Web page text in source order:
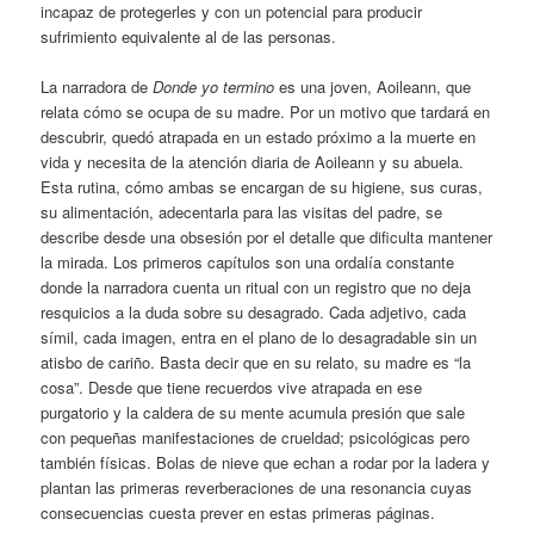
incapaz de protegerles y con un potencial para producir
sufrimiento equivalente al de las personas.
La narradora deDonde yo termino es una joven, Aoileann, que
relata cómo se ocupa de su madre. Por un motivo que tardará en
descubrir, quedó atrapada en un estado próximo a la muerte en
vida y necesita de la atención diaria de Aoileann y su abuela.
Esta rutina, cómo ambas se encargan de su higiene, sus curas,
su alimentación, adecentarla para las visitas del padre, se
describe desde una obsesión por el detalle que dificulta mantener
la mirada. Los primeros capítulos son una ordalía constante
donde la narradora cuenta un ritual con un registro que no deja
resquicios a la duda sobre su desagrado. Cada adjetivo, cada
símil, cada imagen, entra en el plano de lo desagradable sin un
atisbo de cariño. Basta decir que en su relato, su madre es “la
cosa”. Desde que tiene recuerdos vive atrapada en ese
purgatorio y la caldera de su mente acumula presión que sale
con pequeñas manifestaciones de crueldad; psicológicas pero
también físicas. Bolas de nieve que echan a rodar por la ladera y
plantan las primeras reverberaciones de una resonancia cuyas
consecuencias cuesta prever en estas primeras páginas.